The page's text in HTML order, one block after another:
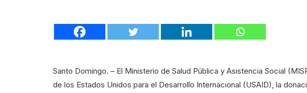
Santo Domingo. – El Ministerio de Salud Pública y Asistencia Social
de los Estados Unidos para el Desarrollo Internacional (USAID), la